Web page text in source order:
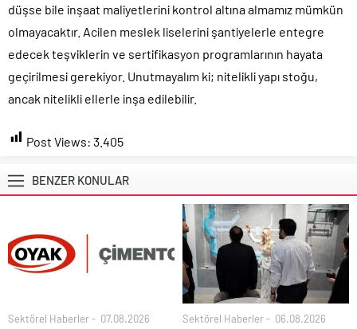
düşse bile inşaat maliyetlerini kontrol altına almamız mümkün
olmayacaktır. Acilen meslek liselerini şantiyelerle entegre
edecek teşviklerin ve sertifikasyon programlarının hayata
geçirilmesi gerekiyor. Unutmayalım ki; nitelikli yapı stoğu,
ancak nitelikli ellerle inşa edilebilir.
Post Views: 3.405
BENZER KONULAR
Sektörel Haberler 07.08.2026 Sektörel Haberler 06.08.2026